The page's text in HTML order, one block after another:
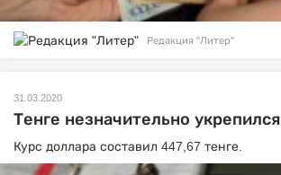
Редакция "Литер"
31.03.2020
Тенге незначительно укрепился
Курс доллара составил 447,67 тенге.